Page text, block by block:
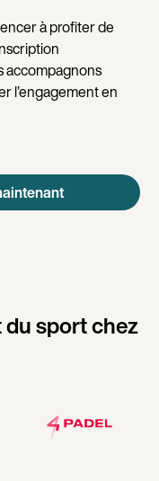
à profiter de
accompagnons
l’engagement en
sport chez